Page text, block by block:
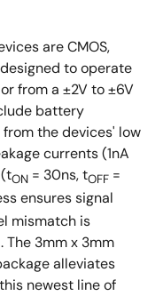
are CMOS,
to operate
from a ±2V to ±6V
battery
the devices' low
currents (1nA
ON = 30ns, tOFF =
ensures signal
mismatch is
3mm x 3mm
alleviates
newest line of